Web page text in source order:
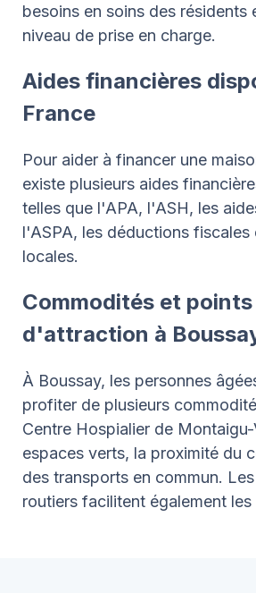
besoins en soins des résidents
niveau de prise en charge.
Aides financières
France
Pour aider à financer une
existe plusieurs aides
telles que l'APA, l'ASH, les
l'ASPA, les déductions fiscales
locales.
Commodités et points
d'attraction à
À Boussay, les personnes
profiter de plusieurs
Centre Hospialier de
espaces verts, la proximité du
des transports en commun.
routiers facilitent également